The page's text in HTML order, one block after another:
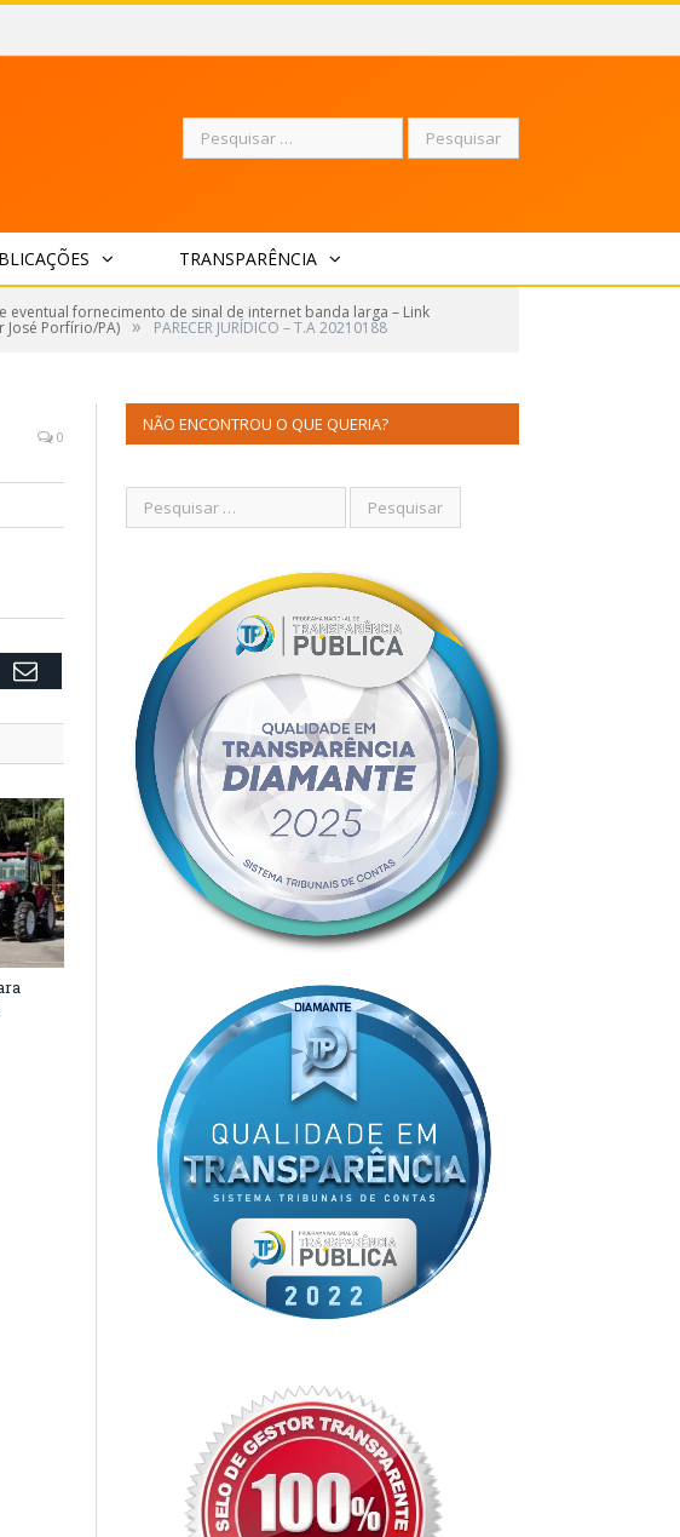
Pesquisar
TRANSPARÊNCIA
e eventual fornecimento de sinal de internet banda larga – Link
Porfírio/PA) » PARECER JURÍDICO – T.A 20210188
0
Email
NÃO ENCONTROU O QUE QUERIA?